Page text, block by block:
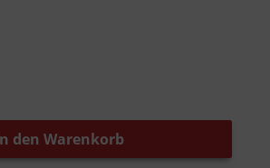
den Warenkorb